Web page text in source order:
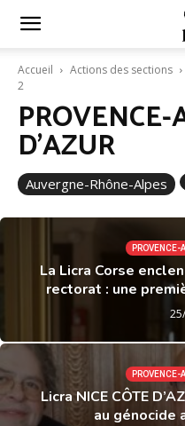
Licra
Antiraciste
Accueil Actions des sections
2
PROVENCE-
D’AZUR
Auvergne-Rhône-Alpes
PROVENCE-
La Licra Corse
rectorat : une
PROVENCE-
Licra NICE CÔTE
au génocide